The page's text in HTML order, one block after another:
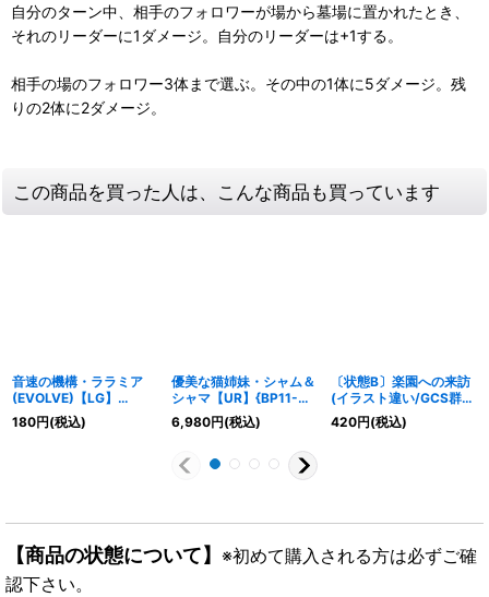
自分のターン中、相手のフォロワーが場から墓場に置かれたとき、
それのリーダーに1ダメージ。自分のリーダーは+1する。
相手の場のフォロワー3体まで選ぶ。その中の1体に5ダメージ。残
りの2体に2ダメージ。
この商品を買った人は、こんな商品も買っています
音速の機構・ララミア
(EVOLVE)【LG】
{BP06-020}《ロイヤ
ル》
180円(税込)
優美な猫姉妹・シャム＆
シャマ【UR】{BP11-
U01}《エルフ》
6,980円(税込)
〔状態B〕楽園への来訪
(イラスト違い/GCS群
馬)【PR】{PR-385}
《ニュートラル》
420円(税込)
【商品の状態について】 ※初めて購入される方は必ずご確
認下さい。